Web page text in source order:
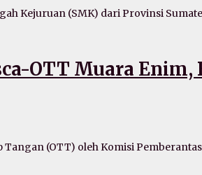
Kejuruan (SMK) dari Provinsi
OTT Muara Enim,
(OTT) oleh Komisi